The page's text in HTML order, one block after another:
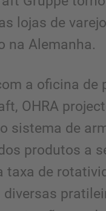
lojas de
na Alemanha.
a oficina de
OHRA
sistema de
produtos a
taxa de
diversas